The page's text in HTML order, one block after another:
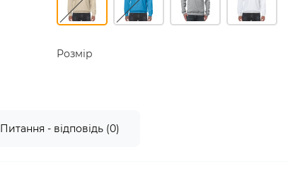
Розмір
Питання - відповідь (0)